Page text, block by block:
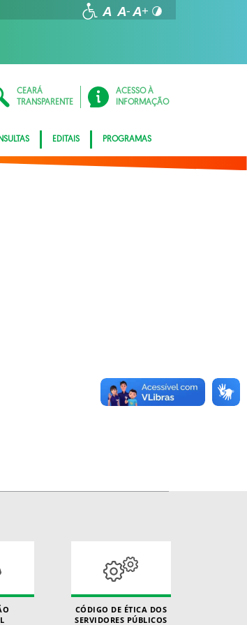
CEARÁ
TRANSPARENTE
ACESSO À
INFORMAÇÃO
EDITAIS PROGRAMAS
CÓDIGO DE ÉTICA DOS
SERVIDORES PÚBLICOS